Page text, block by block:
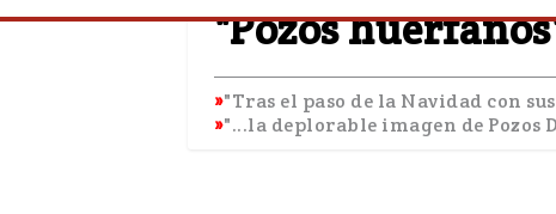
"Pozos
"Tras el paso de la Navidad con
"...la deplorable imagen de Pozos